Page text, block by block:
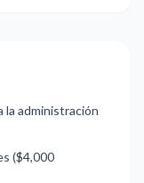
la administración
($4,000